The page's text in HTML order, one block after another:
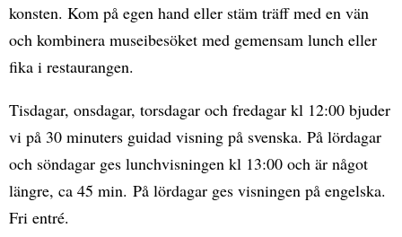
konsten. Kom på egen hand eller stäm träff med en vän
och kombinera museibesöket med gemensam lunch eller
fika i restaurangen.
Tisdagar, onsdagar, torsdagar och fredagar kl 12:00 bjuder
vi på 30 minuters guidad visning på svenska. På lördagar
och söndagar ges lunchvisningen kl 13:00 och är något
längre, ca 45 min. På lördagar ges visningen på engelska.
Fri entré.